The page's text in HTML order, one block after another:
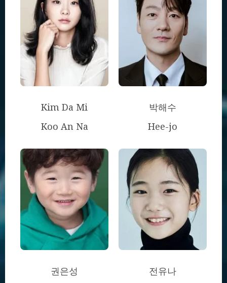
Kim Da Mi
Koo An Na
박해수
Hee-jo
권은성
전유나